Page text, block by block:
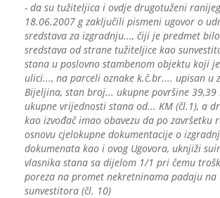
- da su tužiteljica i ovdje drugotuženi
18.06.2007 g zaključili pismeni ugovor o
sredstava za izgradnju..., čiji je predmet
sredstava od strane tužiteljice kao
stana u poslovno stambenom objektu koji
ulici..., na parceli oznake k.č.br.... upisan u
Bijeljina, stan broj... ukupne površine
ukupne vrijednosti stana od... KM (čl.1), a
kao izvođač imao obavezu da po završetku
osnovu cjelokupne dokumentacije o
dokumenata kao i ovog Ugovora, uknjiži
vlasnika stana sa dijelom 1/1 pri čemu
poreza na promet nekretninama padaju na
sunvestitora (čl. 10)